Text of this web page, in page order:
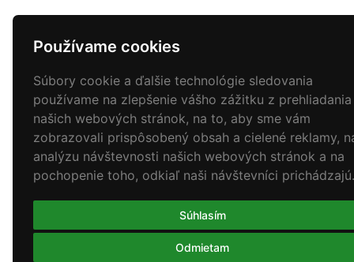
Používame cookies
Súbory cookie a ďalšie technológie sledovania
používame na zlepšenie vášho zážitku z prehliadania
našich webových stránok, na to, aby sme vám
zobrazovali prispôsobený obsah a cielené reklamy,
analýzu návštevnosti našich webových stránok a na
pochopenie toho, odkiaľ naši návštevníci prichádzajú.
Súhlasím
Odmietam